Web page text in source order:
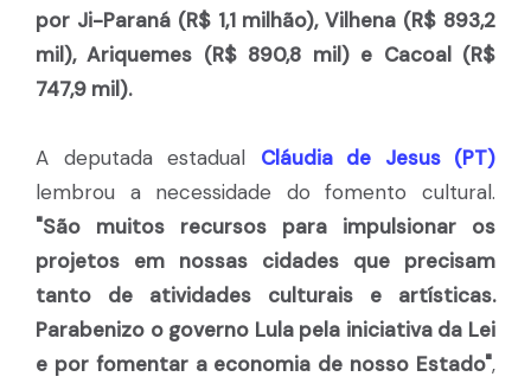
por Ji-Paraná (R$ 1,1 milhão), Vilhena (R$ 893,2
mil), Ariquemes (R$ 890,8 mil) e Cacoal (R$
747,9 mil).
A deputada estadual Cláudia de Jesus (PT)
lembrou a necessidade do fomento cultural.
"São muitos recursos para impulsionar os
projetos em nossas cidades que precisam
tanto de atividades culturais e artísticas.
Parabenizo o governo Lula pela iniciativa da Lei
e por fomentar a economia de nosso Estado",